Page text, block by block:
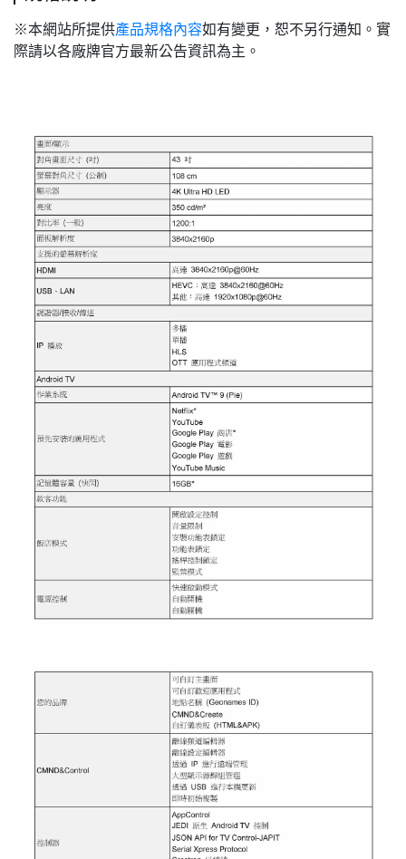
※本網站所提供產品規格內容如有變更，恕不另行通知。實
際請以各廠牌官方最新公告資訊為主。